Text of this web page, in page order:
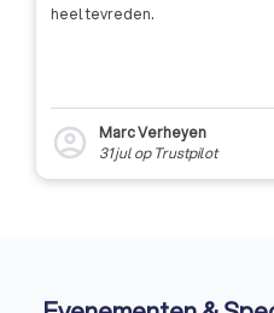
heel tevreden.
account_circle
Marc Verheyen
31 julop Trustpilot